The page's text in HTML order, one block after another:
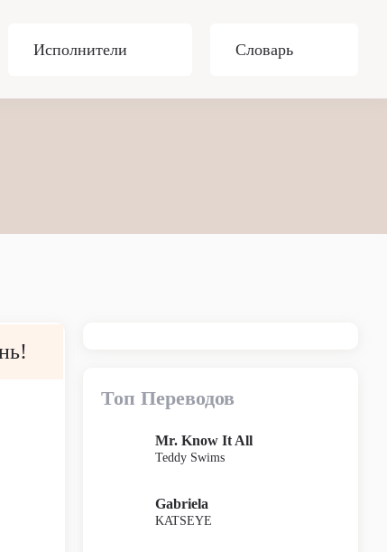
Исполнители Словарь
Топ Переводов
Mr. Know It All
Teddy Swims
Gabriela
KATSEYE